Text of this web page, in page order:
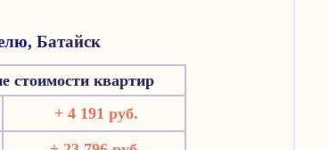
Батайск
стоимости квартир
+ 4 191 руб.